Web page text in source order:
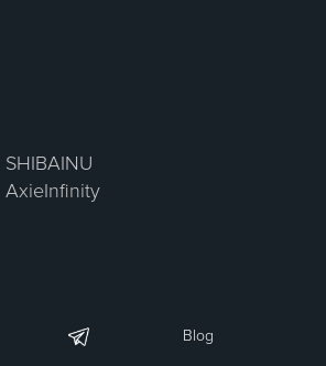
SHIBAINU
AxieInfinity
Blog